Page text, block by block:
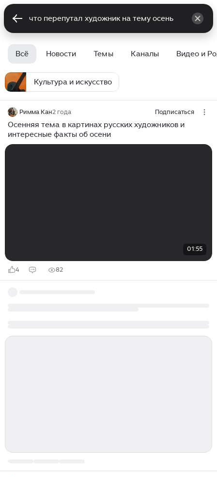
Всё Новости Темы Каналы Видео и
Культура и искусство
Римма Кан2 года Подписаться
Осенняя тема в картинах русских художников и
интересные факты об осени
01:55
4 82